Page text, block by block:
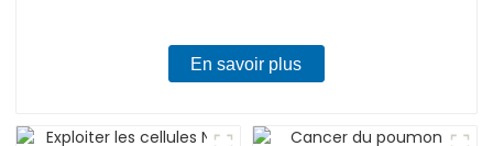
En savoir plus